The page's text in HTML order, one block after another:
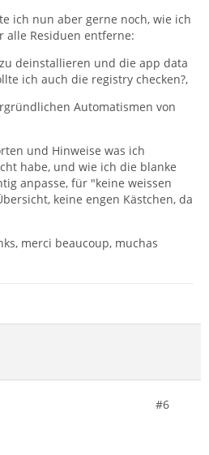
ich nun aber gerne noch, wie ich
alle Residuen entferne:
deinstallieren und die app data
ich auch die registry checken?,
Automatismen von
und Hinweise was ich
habe, und wie ich die blanke
anpasse, für "keine weissen
keine engen Kästchen, da
merci beaucoup, muchas
#6